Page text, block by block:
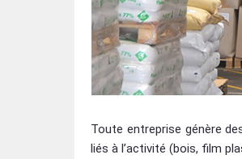
Toute entreprise génère
liés à l’activité (bois, film